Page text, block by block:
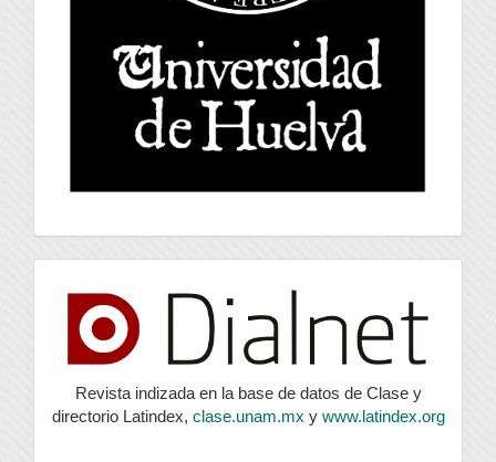
index
Revista indizada en la base de datos de Clase y
directorio Latindex, clase.unam.mx y www.latindex.org